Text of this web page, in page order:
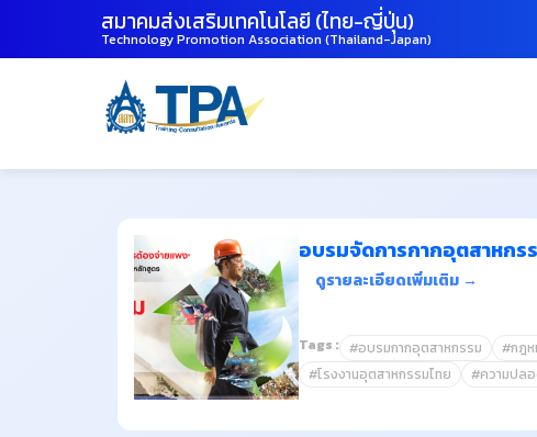
สมาคมส่งเสริมเทคโนโลยี (ไทย-ญี่ปุ่น)
Technology Promotion Association (Thailand-Japan)
อบรมจัดการกากอุตสาหกร
ดูรายละเอียดเพิ่มเติม →
Tags : #อบรมกากอุตสาหกรรม #กฎห
#โรงงานอุตสาหกรรมไทย
#ความปล